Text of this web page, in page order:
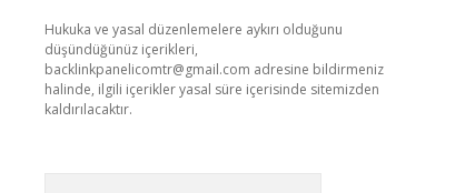
Hukuka ve yasal düzenlemelere aykırı olduğunu
düşündüğünüz içerikleri,
backlinkpanelicomtr@gmail.com adresine bildirmeniz
halinde, ilgili içerikler yasal süre içerisinde sitemizden
kaldırılacaktır.